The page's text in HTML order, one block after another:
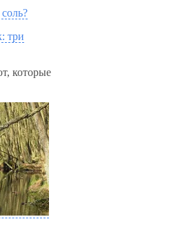
три
которые